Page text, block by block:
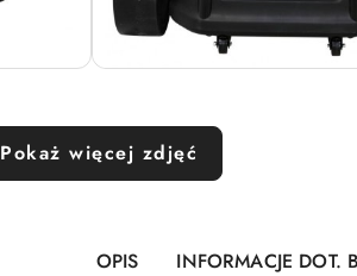
Pokaż więcej zdjęć
OPIS INFORMACJE DOT.